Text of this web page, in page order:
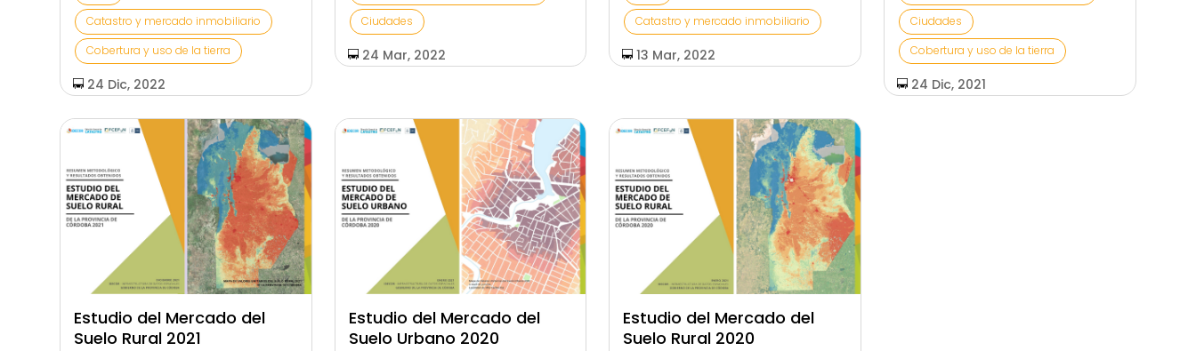
Catastro y mercado inmobiliario
Cobertura y uso de la tierra
24 Dic, 2022
Ciudades
24 Mar, 2022
Catastro y mercado inmobiliario
13 Mar, 2022
Ciudades
Cobertura y uso de la tierra
24 Dic, 2021
Estudio del Mercado del
Suelo Rural 2021
Estudio del Mercado del
Suelo Urbano 2020
Estudio del Mercado del
Suelo Rural 2020